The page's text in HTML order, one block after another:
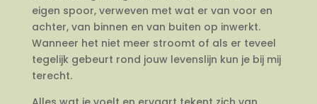
eigen spoor, verweven met wat er van voor en
achter, van binnen en van buiten op inwerkt.
Wanneer het niet meer stroomt of als er teveel
tegelijk gebeurt rond jouw levenslijn kun je bij mij
terecht.